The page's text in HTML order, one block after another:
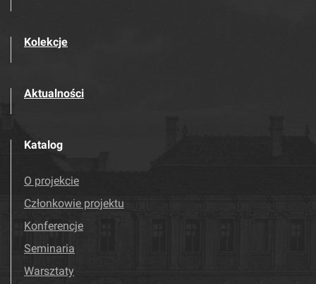
Kolekcje
Aktualności
Katalog
O projekcie
Członkowie projektu
Konferencje
Seminaria
Warsztaty